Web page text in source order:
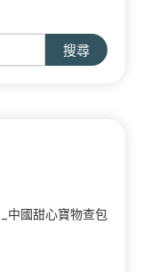
搜尋
中國甜心寶物查包